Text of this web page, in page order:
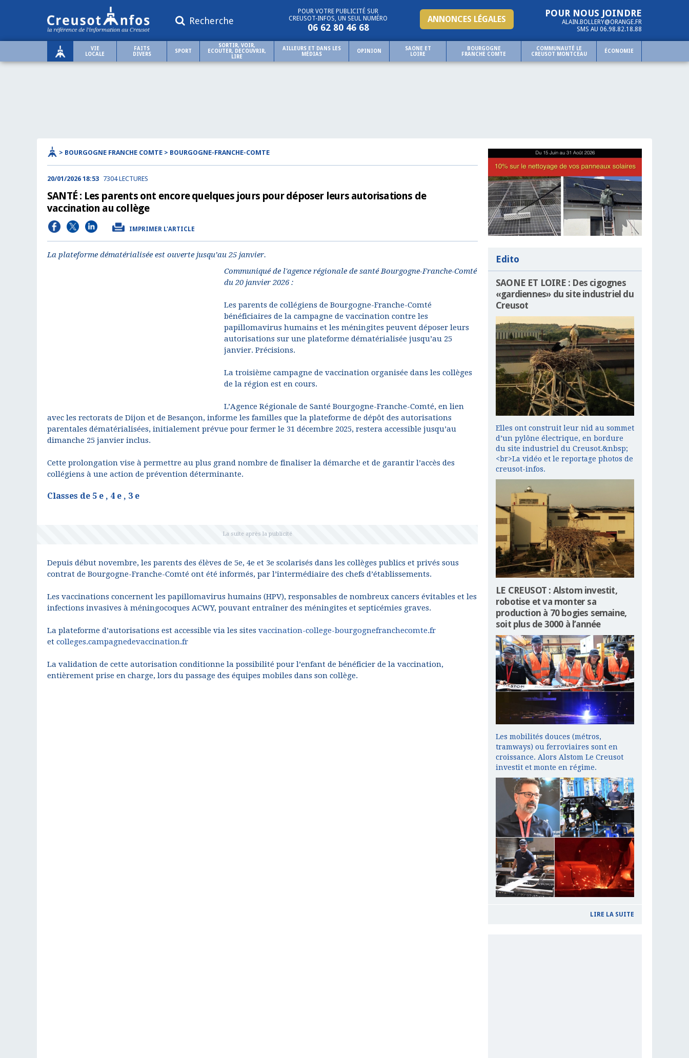
Recherche
POUR NOUS JOINDRE
ALAIN.BOLLERY@ORANGE.FR
SMS AU 06.98.82.18.88
ANNONCES LÉGALES
POUR VOTRE PUBLICITÉ SUR
CREUSOT-INFOS, UN SEUL NUMÉRO
06 62 80 46 68
VIE
LOCALE
FAITS
DIVERS
SPORT
SORTIR, VOIR,
ECOUTER, DECOUVRIR,
LIRE
AILLEURS ET DANS LES
MÉDIAS
OPINION
SAONE ET
LOIRE
BOURGOGNE
FRANCHE COMTE
COMMUNAUTÉ LE
CREUSOT MONTCEAU
ÉCONOMIE
> BOURGOGNE FRANCHE COMTE > BOURGOGNE-FRANCHE-COMTE
20/01/2026 18:53 7304 LECTURES
SANTÉ : Les parents ont encore quelques jours pour déposer leurs autorisations de
vaccination au collège
IMPRIMER L'ARTICLE
La plateforme dématérialisée est ouverte jusqu’au 25 janvier.
Communiqué de l'agence régionale de santé Bourgogne-Franche-Comté
du 20 janvier 2026 :
Les parents de collégiens de Bourgogne-Franche-Comté
bénéficiaires de la campagne de vaccination contre les
papillomavirus humains et les méningites peuvent déposer leurs
autorisations sur une plateforme dématérialisée jusqu’au 25
janvier. Précisions.
La troisième campagne de vaccination organisée dans les collèges
de la région est en cours.
L’Agence Régionale de Santé Bourgogne-Franche-Comté, en lien
avec les rectorats de Dijon et de Besançon, informe les familles que la plateforme de dépôt des autorisations
parentales dématérialisées, initialement prévue pour fermer le 31 décembre 2025, restera accessible jusqu’au
dimanche 25 janvier inclus.
Cette prolongation vise à permettre au plus grand nombre de finaliser la démarche et de garantir l’accès des
collégiens à une action de prévention déterminante.
Classes de 5 e , 4 e , 3 e
Depuis début novembre, les parents des élèves de 5e, 4e et 3e scolarisés dans les collèges publics et privés sous
contrat de Bourgogne-Franche-Comté ont été informés, par l’intermédiaire des chefs d’établissements.
Les vaccinations concernent les papillomavirus humains (HPV), responsables de nombreux cancers évitables et les
infections invasives à méningocoques ACWY, pouvant entraîner des méningites et septicémies graves.
La plateforme d’autorisations est accessible via les sites vaccination-college-bourgognefranchecomte.fr
et colleges.campagnedevaccination.fr
La validation de cette autorisation conditionne la possibilité pour l’enfant de bénéficier de la vaccination,
entièrement prise en charge, lors du passage des équipes mobiles dans son collège.
Edito
SAONE ET LOIRE : Des cigognes
«gardiennes» du site industriel du
Creusot
Elles ont construit leur nid au sommet
d’un pylône électrique, en bordure
du site industriel du Creusot.&nbsp;
<br>La vidéo et le reportage photos de
creusot-infos.
LE CREUSOT : Alstom investit,
robotise et va monter sa
production à 70 bogies semaine,
soit plus de 3000 à l’année
Les mobilités douces (métros,
tramways) ou ferroviaires sont en
croissance. Alors Alstom Le Creusot
investit et monte en régime.
LIRE LA SUITE